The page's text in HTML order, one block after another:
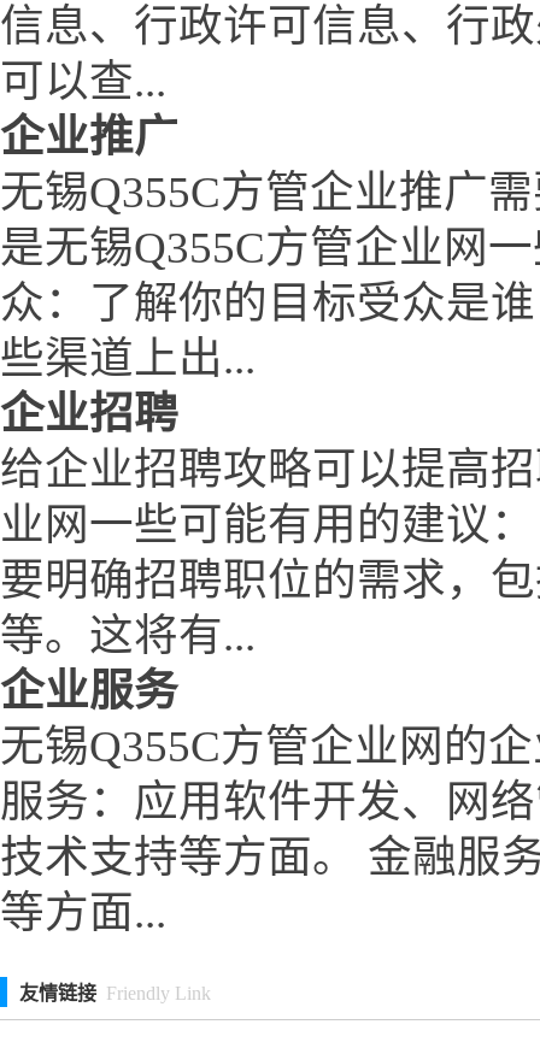
信息、行政许可信息、行
可以查...
企业推广
无锡Q355C方管企业推广
是无锡Q355C方管企业网
众：了解你的目标受众是
些渠道上出...
企业招聘
给企业招聘攻略可以提高
业网一些可能有用的建议
要明确招聘职位的需求，
等。这将有...
企业服务
无锡Q355C方管企业网的
服务：应用软件开发、网
技术支持等方面。 金融服
等方面...
友情链接 Friendly Link